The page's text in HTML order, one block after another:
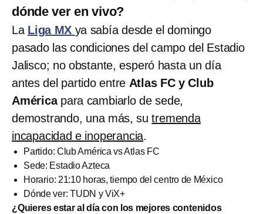
dónde ver en vivo?
La Liga MX ya sabía desde el domingo
pasado las condiciones del campo del Estadio
Jalisco; no obstante, esperó hasta un día
antes del partido entre Atlas FC y Club
Américapara cambiarlo de sede,
demostrando, una más, sutremenda
incapacidad e inoperancia.
Partido: Club América vs Atlas FC
Sede: Estadio Azteca
Horario: 21:10 horas, tiempo del centro de México
Dónde ver: TUDN y ViX+
¿Quieres estar al día con los mejores contenidos